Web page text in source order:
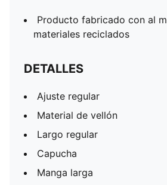
Producto fabricado con al
materiales reciclados
DETALLES
Ajuste regular
Material de vellón
Largo regular
Capucha
Manga larga